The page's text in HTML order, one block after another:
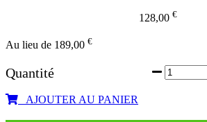
128,00 €
Au lieu de 189,00 €
Quantité
AJOUTER AU PANIER